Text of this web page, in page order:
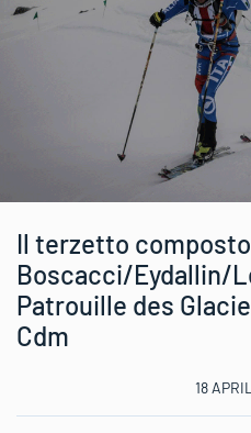
Il terzetto
Boscacci/Eydallin/
Patrouille des
Cdm
18